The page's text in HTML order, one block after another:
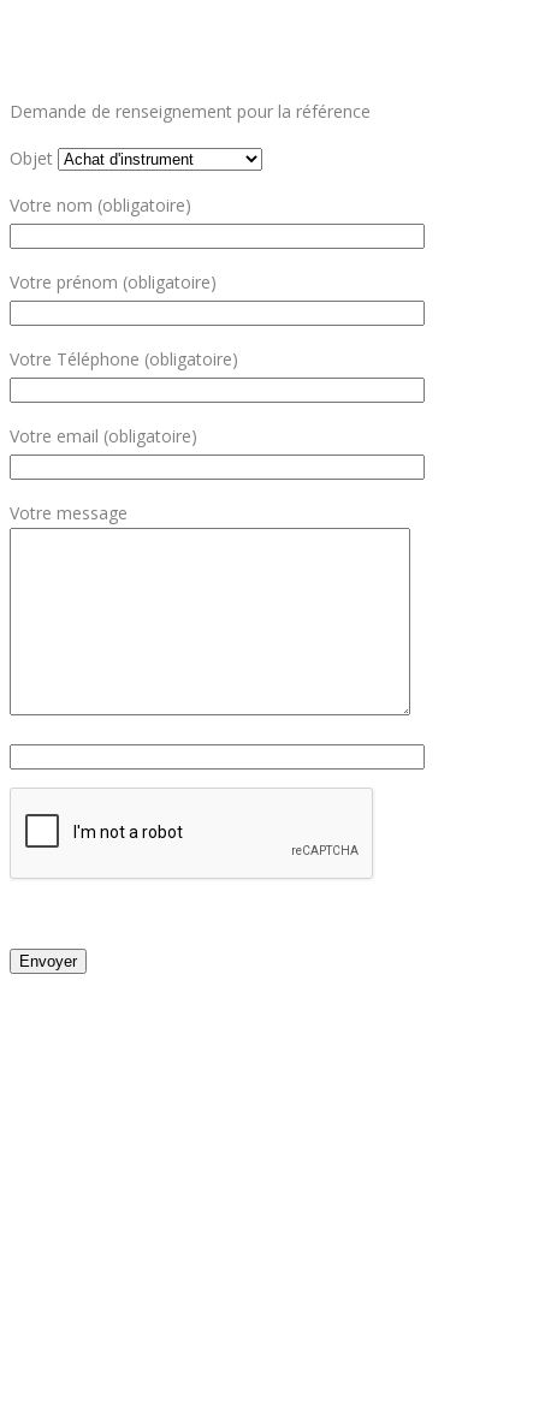
Demande de renseignement pour la référence
Objet
Votre nom (obligatoire)
Votre prénom (obligatoire)
Votre Téléphone (obligatoire)
Votre email (obligatoire)
Votre message